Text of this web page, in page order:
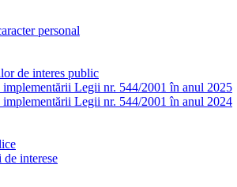
personal
de interes public
implementării Legii nr. 544/2001 în anul 2025
implementării Legii nr. 544/2001 în anul 2024
interese